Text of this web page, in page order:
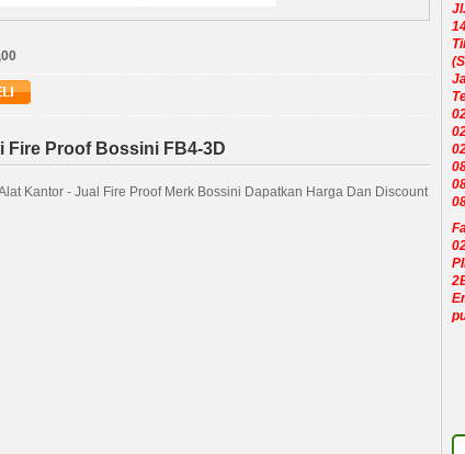
Fire Proof Bossini FB4-3D
Kantor - Jual Fire Proof Merk Bossini Dapatkan Harga Dan Discount